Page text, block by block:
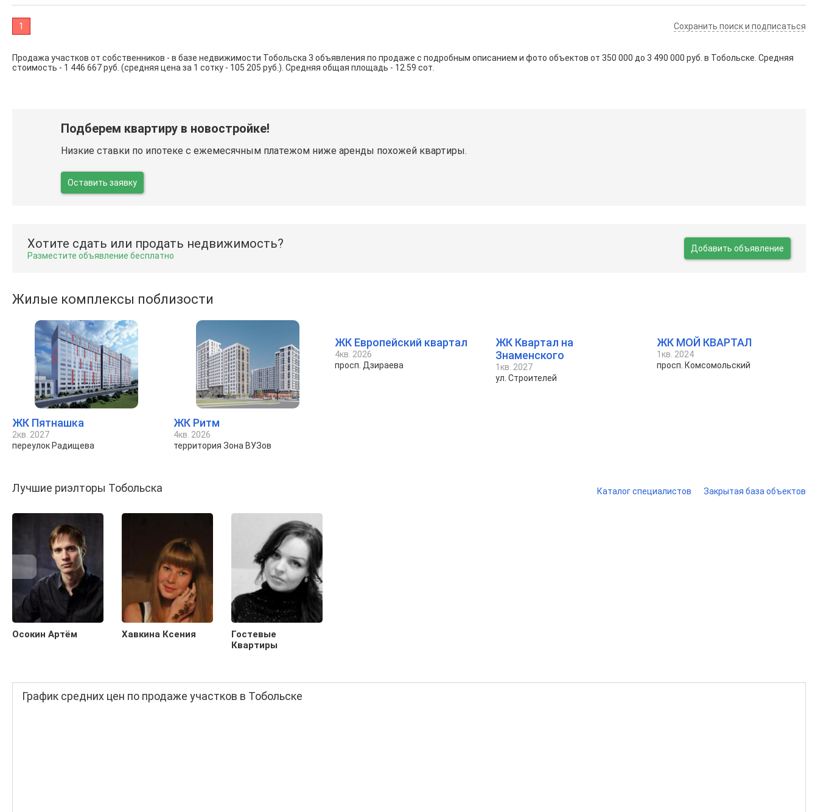
1 Сохранить поиск и подписаться
Продажа участков от собственников - в базе недвижимости Тобольска 3 объявления по продаже с подробным описанием и фото объектов от 350 000 до 3 490 000 руб. в Тобольске. Средняя
стоимость - 1 446 667 руб. (средняя цена за 1 сотку - 105 205 руб.). Средняя общая площадь - 12.59 сот.
Подберем квартиру в новостройке!
Низкие ставки по ипотеке с ежемесячным платежом ниже аренды похожей квартиры.
Оставить заявку
Хотите сдать или продать недвижимость?
Разместите объявление бесплатно
Добавить объявление
Жилые комплексы поблизости
ЖК Пятнашка
2кв. 2027
переулок Радищева
ЖК Ритм
4кв. 2026
территория Зона ВУЗов
ЖК Европейский квартал
4кв. 2026
просп. Дзираева
ЖК Квартал на
Знаменского
1кв. 2027
ул. Строителей
ЖК МОЙ КВАРТАЛ
1кв. 2024
просп. Комсомольский
Лучшие риэлторы Тобольска Каталог специалистов Закрытая база объектов
Осокин Артём Хавкина Ксения
Гостевые
Квартиры
График средних цен по продаже участков в Тобольске